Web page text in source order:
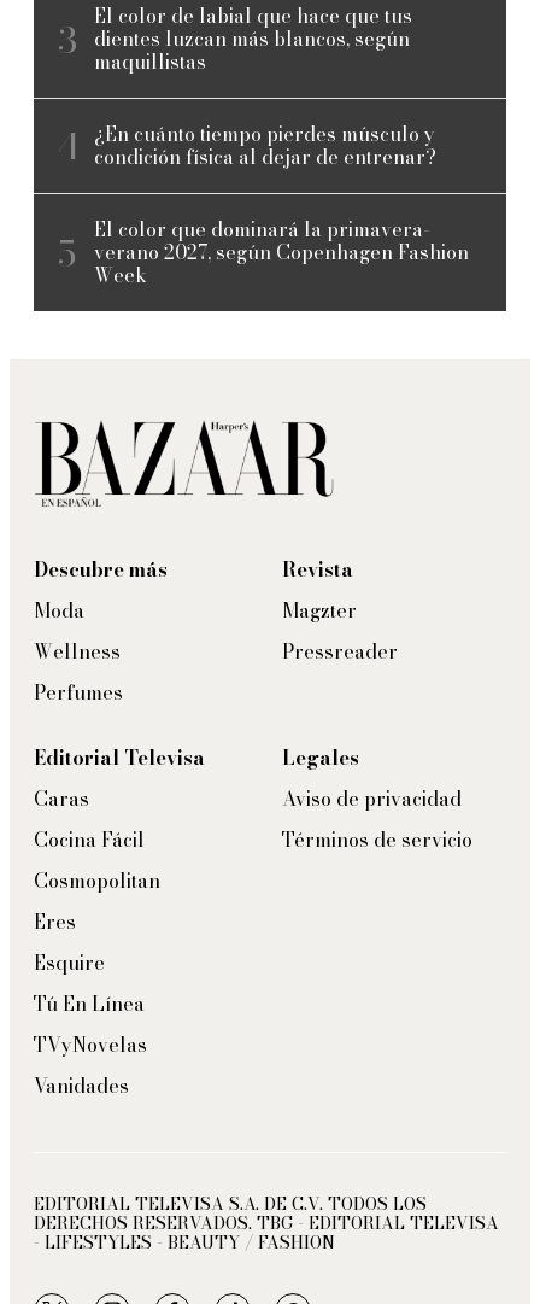
El color de labial que hace que tus
dientes luzcan más blancos, según
maquillistas
¿En cuánto tiempo pierdes músculo y
condición física al dejar de entrenar?
El color que dominará la primavera-
verano 2027, según Copenhagen Fashion
Week
Descubre más
Moda
Wellness
Perfumes
Revista
Magzter
Pressreader
Editorial Televisa
Caras
Cocina Fácil
Cosmopolitan
Eres
Esquire
Tú En Línea
TVyNovelas
Vanidades
Legales
Aviso de privacidad
Términos de servicio
EDITORIAL TELEVISA S.A. DE C.V. TODOS LOS
DERECHOS RESERVADOS. TBG - EDITORIAL TELEVISA
- LIFESTYLES - BEAUTY / FASHION